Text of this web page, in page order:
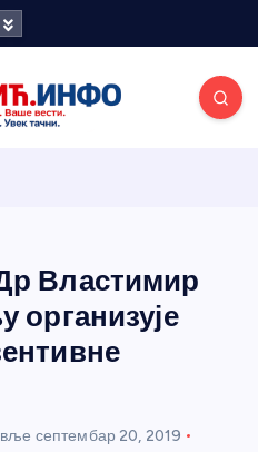
Властимир
организује
септембар 20, 2019